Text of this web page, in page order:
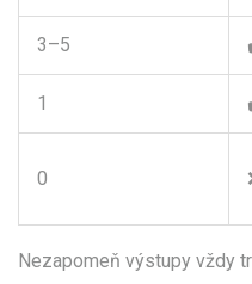
3–5
1
0
Nezapomeň výstupy vždy